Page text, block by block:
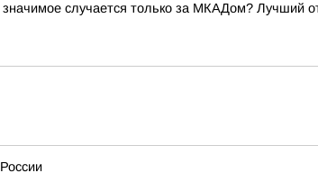
случается только за МКАДом? Лучший